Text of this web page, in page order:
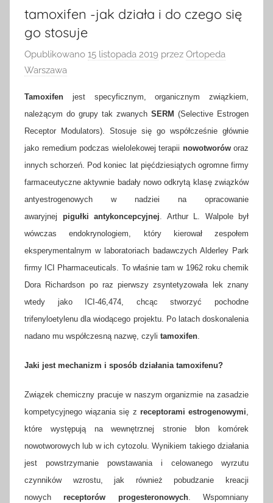
tamoxifen -jak działa i do czego się
go stosuje
Opublikowano 15 listopada 2019 przez Ortopeda
Warszawa
Tamoxifen jest specyficznym, organicznym związkiem,
należącym do grupy tak zwanych SERM (Selective Estrogen
Receptor Modulators). Stosuje się go współcześnie głównie
jako remedium podczas wielolekowej terapii nowotworóworaz
innych schorzeń. Pod koniec lat pięćdziesiątych ogromne firmy
farmaceutyczne aktywnie badały nowo odkrytą klasę związków
antyestrogenowych w nadziei na opracowanie
awaryjnej pigułki antykoncepcyjnej . Arthur L. Walpole był
wówczas endokrynologiem, który kierował zespołem
eksperymentalnym w laboratoriach badawczych Alderley Park
firmy ICI Pharmaceuticals. To właśnie tam w 1962 roku chemik
Dora Richardson po raz pierwszy zsyntetyzowała lek znany
wtedy jako ICI-46,474, chcąc stworzyć pochodne
trifenyloetylenu dla wiodącego projektu. Po latach doskonalenia
nadano mu współczesną nazwę, czyli tamoxifen
Jaki jest mechanizm i sposób działania tamoxifenu?
Związek chemiczny pracuje w naszym organizmie na zasadzie
kompetycyjnego wiązania się z receptorami estrogenowymi
które występują na wewnętrznej stronie błon komórek
nowotworowych lub w ich cytozolu. Wynikiem takiego działania
jest powstrzymanie powstawania i celowanego wyrzutu
czynników wzrostu, jak również pobudzanie kreacji
nowychreceptorów progesteronowych. Wspomniany